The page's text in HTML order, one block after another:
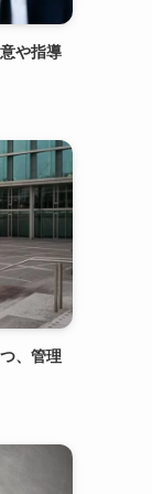
や指導
、管理